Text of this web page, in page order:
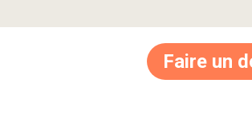
Faire un